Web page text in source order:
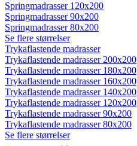
Springmadrasser 120x200
Springmadrasser 90x200
Springmadrasser 80x200
Se flere størrelser
Trykaflastende madrasser
Trykaflastende madrasser 200x200
Trykaflastende madrasser 180x200
Trykaflastende madrasser 160x200
Trykaflastende madrasser 140x200
Trykaflastende madrasser 120x200
Trykaflastende madrasser 90x200
Trykaflastende madrasser 80x200
Se flere størrelser